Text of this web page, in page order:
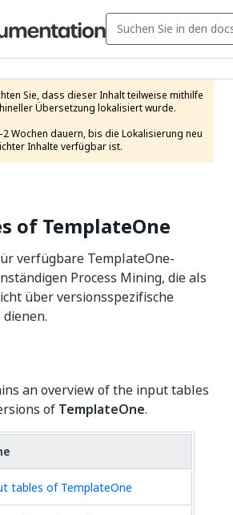
Sie, dass dieser Inhalt teilweise mithilfe
Übersetzung lokalisiert wurde.
Wochen dauern, bis die Lokalisierung neu
Inhalte verfügbar ist.
of TemplateOne
verfügbare TemplateOne-
Process Mining, die als
über versionsspezifische
an overview of the input tables
of TemplateOne.
tables of TemplateOne